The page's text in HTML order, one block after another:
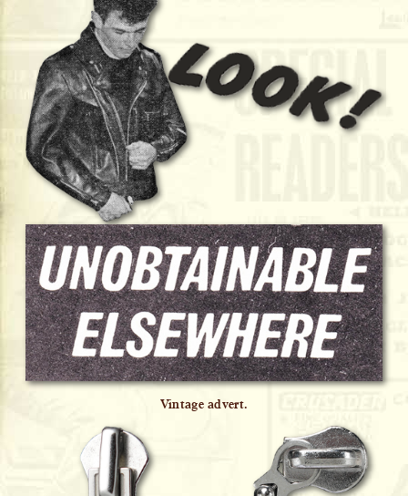
Vintage advert.